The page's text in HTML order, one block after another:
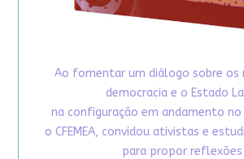
Ao fomentar um diálogo sobre os
democracia e o Estado
na configuração em andamento
o CFEMEA, convidou ativistas e
para propor reflexões